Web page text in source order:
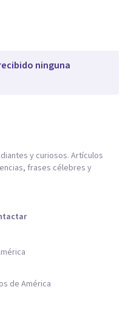
ninguna
y curiosos. Artículos
frases célebres y
de América